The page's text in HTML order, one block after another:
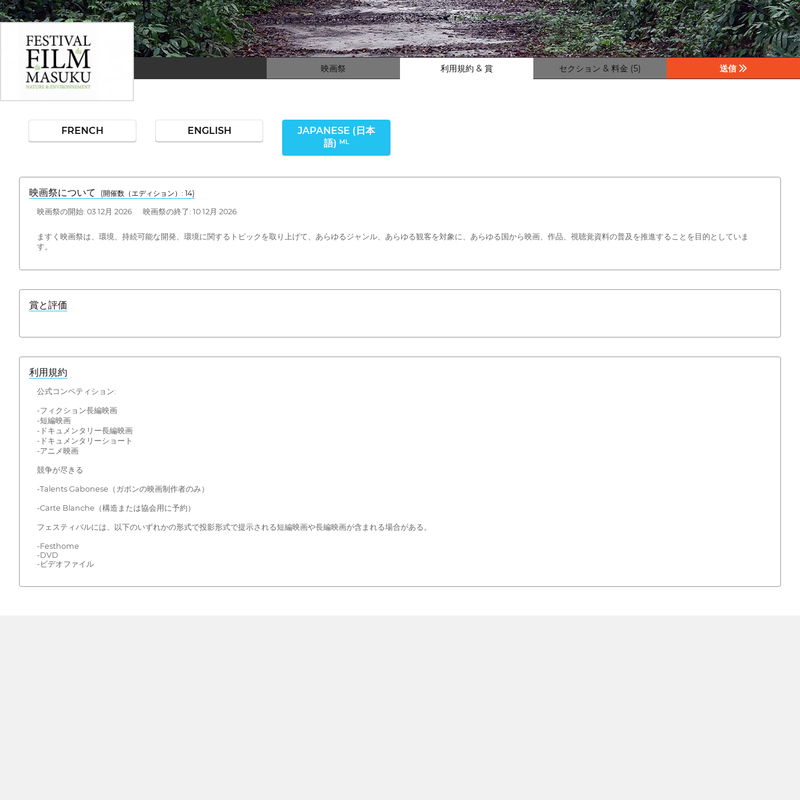
映画祭 利用規約 & 賞 セクション & 料金 (5) 送信
FRENCH ENGLISH
JAPANESE (日本
語) ML
映画祭について (開催数（エディション）: 14)
映画祭の開始: 03 12月 2026 映画祭の終了: 10 12月 2026
ますく映画祭は、環境、持続可能な開発、環境に関するトピックを取り上げて、あらゆるジャンル、あらゆる観客を対象に、あらゆる国から映画、作品、視聴覚資料の普及を推進することを目的としていま
す。
賞と評価
利用規約
公式コンペティション:
-フィクション長編映画
-短編映画
-ドキュメンタリー長編映画
-ドキュメンタリーショート
-アニメ映画
競争が尽きる
-Talents Gabonese（ガボンの映画制作者のみ）
-Carte Blanche（構造または協会用に予約）
フェスティバルには、以下のいずれかの形式で投影形式で提示される短編映画や長編映画が含まれる場合がある。
-Festhome
-DVD
-ビデオファイル